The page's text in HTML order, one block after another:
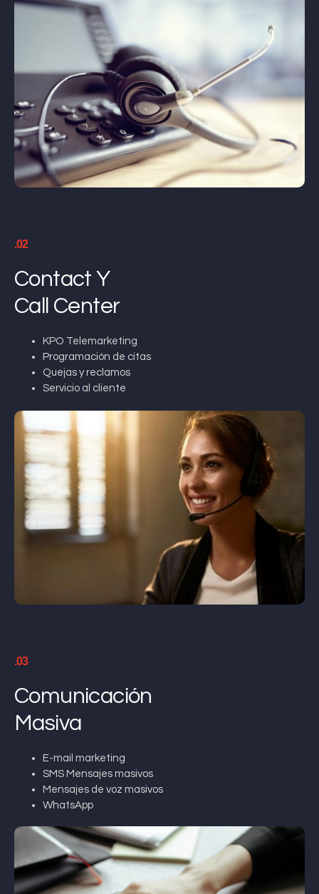
.02
Contact Y
Call Center
KPO Telemarketing
Programación de citas
Quejas y reclamos
Servicio al cliente
.03
Comunicación
Masiva
E-mail marketing
SMS Mensajes masivos
Mensajes de voz masivos
WhatsApp